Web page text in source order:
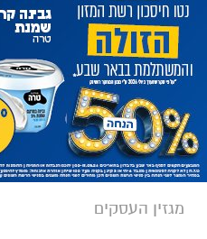
מגזין העסקים